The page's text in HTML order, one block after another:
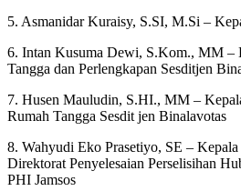
5. Asmanidar Kuraisy, S.SI, M.Si –
6. Intan Kusuma Dewi, S.Kom., MM –
Tangga dan Perlengkapan Sesditjen
7. Husen Mauludin, S.HI., MM –
Rumah Tangga Sesdit jen Binalavotas
8. Wahyudi Eko Prasetiyo, SE – Kepala
Direktorat Penyelesaian Perselisihan
PHI Jamsos